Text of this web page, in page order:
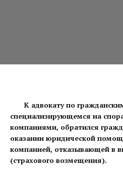
К адвокату по
специализирующемся на
компаниями, обратился
оказании юридической
компанией, отказывающей в
(страхового возмещения).